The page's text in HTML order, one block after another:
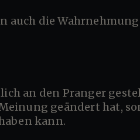
geändert hat,
kann.